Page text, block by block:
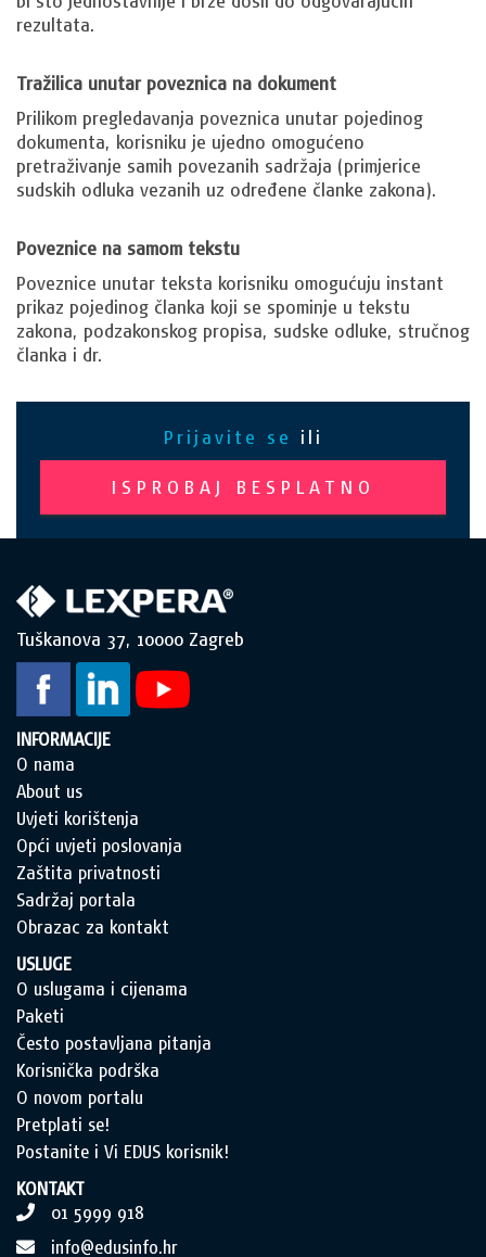
rezultata.
Tražilica unutar poveznica na dokument
Prilikom pregledavanja poveznica unutar pojedinog
dokumenta, korisniku je ujedno omogućeno
pretraživanje samih povezanih sadržaja (primjerice
sudskih odluka vezanih uz određene članke zakona).
Poveznice na samom tekstu
Poveznice unutar teksta korisniku omogućuju instant
prikaz pojedinog članka koji se spominje u tekstu
zakona, podzakonskog propisa, sudske odluke, stručnog
članka i dr.
Prijavite se ili
ISPROBAJ BESPLATNO
Tuškanova 37, 10000 Zagreb
INFORMACIJE
O nama
About us
Uvjeti korištenja
Opći uvjeti poslovanja
Zaštita privatnosti
Sadržaj portala
Obrazac za kontakt
USLUGE
O uslugama i cijenama
Paketi
Često postavljana pitanja
Korisnička podrška
O novom portalu
Pretplati se!
Postanite i Vi EDUS korisnik!
KONTAKT
01 5999 918
info@edusinfo.hr